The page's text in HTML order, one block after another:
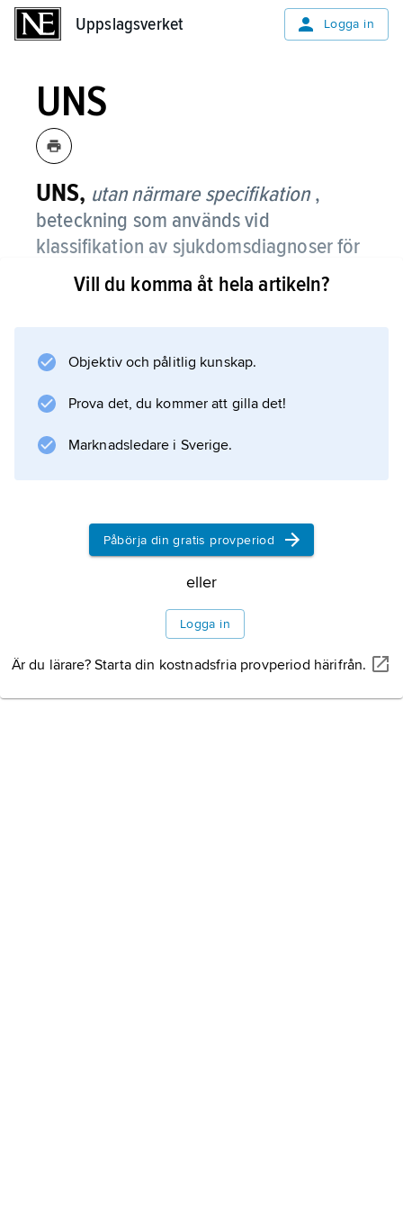
Uppslagsverket Logga in
UNS
UNS, utan närmare specifikation ,
beteckning som används vid
klassifikation av sjukdomsdiagnoser för
att ange att en diagnos är mindre
preciserad.
Information om artikeln
Vill du komma åt hela artikeln?
Objektiv och pålitlig kunskap.
Prova det, du kommer att gilla det!
Marknadsledare i Sverige.
Påbörja din gratis provperiod
eller
Logga in
Är du lärare? Starta din kostnadsfria provperiod härifrån.